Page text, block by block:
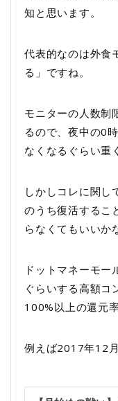
知と思います。
代表的なのは外食
る」ですね。
モニターの人数制
るので、夜中の0
なくなるぐらい重
しかしコレに関し
のうち復活するこ
らなくてもいいか
ドットマネーモ
ぐらいする高額コ
100%以上の還元
例えば2017年12